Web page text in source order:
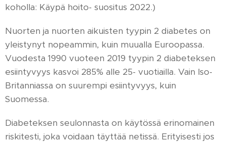
koholla: Käypä hoito- suositus 2022.)
Nuorten ja nuorten aikuisten tyypin 2 diabetes on
yleistynyt nopeammin, kuin muualla Euroopassa.
Vuodesta 1990 vuoteen 2019 tyypin 2 diabeteksen
esiintyvyys kasvoi 285% alle 25- vuotiailla. Vain Iso-
Britanniassa on suurempi esiintyvyys, kuin
Suomessa.
Diabeteksen seulonnasta on käytössä erinomainen
riskitesti, joka voidaan täyttää netissä. Erityisesti jos